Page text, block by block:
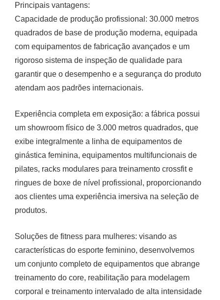
Principais vantagens:
Capacidade de produção profissional: 30.000 metros
quadrados de base de produção moderna, equipada
com equipamentos de fabricação avançados e um
rigoroso sistema de inspeção de qualidade para
garantir que o desempenho e a segurança do produto
atendam aos padrões internacionais.
Experiência completa em exposição: a fábrica possui
um showroom físico de 3.000 metros quadrados, que
exibe integralmente a linha de equipamentos de
ginástica feminina, equipamentos multifuncionais de
pilates, racks modulares para treinamento crossfit e
ringues de boxe de nível profissional, proporcionando
aos clientes uma experiência imersiva na seleção de
produtos.
Soluções de fitness para mulheres: visando as
características do esporte feminino, desenvolvemos
um conjunto completo de equipamentos que abrange
treinamento do core, reabilitação para modelagem
corporal e treinamento intervalado de alta intensidade